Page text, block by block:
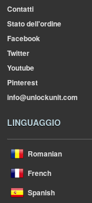
Contatti
Stato dell'ordine
Facebook
Twitter
Youtube
Pinterest
info@unlockunit.com
LINGUAGGIO
Romanian
French
Spanish